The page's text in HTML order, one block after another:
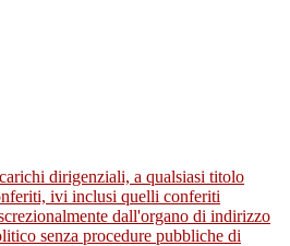
dirigenziali, a qualsiasi titolo
ivi inclusi quelli conferiti
dall'organo di indirizzo
senza procedure pubbliche di